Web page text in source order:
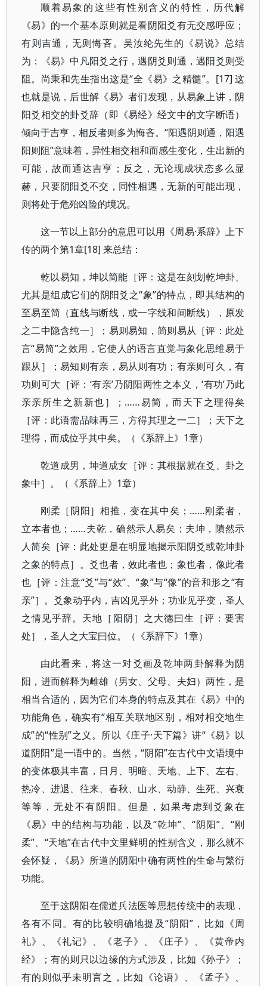
顺着易象的这些有性别含义的特性，历代解
《易》的一个基本原则就是看阴阳爻有无交感呼应；
有则吉通，无则悔吝。吴汝纶先生的《易说》总结
为：《易》中凡阳爻之行，遇阴爻则通，遇阳爻则受
阻。尚秉和先生指出这是“全《易》之精髓”。[17] 这
也就是说，后世解《易》者们发现，从易象上讲，阴
阳爻相交的卦爻辞（即《易经》经文中的文字断语）
倾向于吉亨，相反者则多为悔吝。“阳遇阴则通，阳遇
阳则阻”意味着，异性相交相和而感生变化，生出新的
可能，故而通达吉亨；反之，无论现成状态多么显
赫，只要阴阳爻不交，同性相遇，无新的可能出现，
则将处于危殆凶险的境况。
这一节以上部分的意思可以用《周易·系辞》上下
传的两个第1章[18] 来总结：
乾以易知，坤以简能［评：这是在刻划乾坤卦、
尤其是组成它们的阴阳爻之“象”的特点，即其结构的
至易至简（直线与断线，或一字线和间断线），原发
之二中隐含纯一］；易则易知，简则易从［评：此处
言“易简”之效用，它使人的语言直觉与象化思维易于
跟从］；易知则有亲，易从则有功；有亲则可久，有
功则可大［评：‘有亲’乃阴阳两性之本义，‘有功’乃此
亲亲所生之新新也］；……易简，而天下之理得矣
［评：此语需品味再三，方得其理之一二］；天下之
理得，而成位乎其中矣。（《系辞上》1章）
乾道成男，坤道成女［评：其根据就在爻、卦之
象中］。（《系辞上》1章）
刚柔［阴阳］相推，变在其中矣；……刚柔者，
立本者也；……夫乾，确然示人易矣；夫坤，隤然示
人简矣［评：此处更是在明显地揭示阳阴爻或乾坤卦
之象的特点］。爻也者，效此者也；象也者，像此者
也［评：注意“爻”与“效”、“象”与“像”的音和形之“有
亲”］。爻象动乎内，吉凶见乎外；功业见乎变，圣人
之情见乎辞。天地［阳阴］之大德曰生［评：要害
处］，圣人之大宝曰位。（《系辞下》1章）
由此看来，将这一对爻画及乾坤两卦解释为阴
阳，进而解释为雌雄（男女、父母、夫妇）两性，是
相当合适的，因为它们本身的特点及其在《易》中的
功能角色，确实有“相互关联地区别，相对相交地生
成”的“性别”之义。所以《庄子·天下篇》讲“《易》以
道阴阳”是一语中的。当然，“阴阳”在古代中文语境中
的变体极其丰富，日月、明暗、天地、上下、左右、
热冷、进退、往来、春秋、山水、动静、生死、兴衰
等等，无处不有阴阳。但是，如果考虑到爻象在
《易》中的结构与功能，以及“乾坤”、“阴阳”、“刚
柔”、“天地”在古代中文里鲜明的性别含义，那么就不
会怀疑，《易》所道的阴阳中确有两性的生命与繁衍
功能。
至于这阴阳在儒道兵法医等思想传统中的表现，
各有不同。有的比较明确地提及“阴阳”，比如《周
礼》、《礼记》、《老子》、《庄子》、《黄帝内
经》；有的则只以边缘的方式涉及，比如《孙子》；
有的则似乎未明言之，比如《论语》、《孟子》、